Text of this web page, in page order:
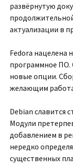
развёрнутую
актуализации в
Fedora нацелена
программное ПО.
новые опции.
желающим
Debian славится
Модули
добавлением в
нередко
существенных